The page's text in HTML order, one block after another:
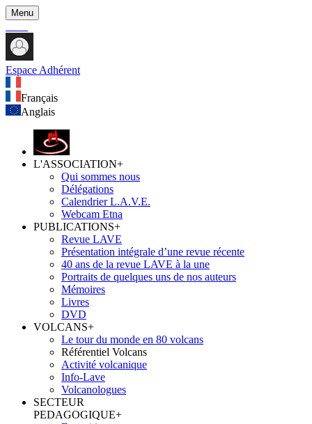
Menu
Espace Adhérent
Français
Anglais
L'ASSOCIATION+
Qui sommes nous
Délégations
Calendrier L.A.V.E.
Webcam Etna
PUBLICATIONS+
Revue LAVE
Présentation intégrale d’une revue récente
40 ans de la revue LAVE à la une
Portraits de quelques uns de nos auteurs
Mémoires
Livres
DVD
VOLCANS+
Le tour du monde en 80 volcans
Référentiel Volcans
Activité volcanique
Info-Lave
Volcanologues
SECTEUR
PEDAGOGIQUE+